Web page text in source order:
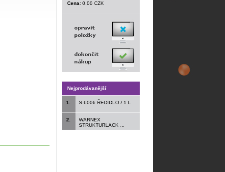
Cena: 0,00 CZK
Nejprodávanější
1. S-6006 ŘEDIDLO / 1 L
2.
WARNEX
STRUKTURLACK ...